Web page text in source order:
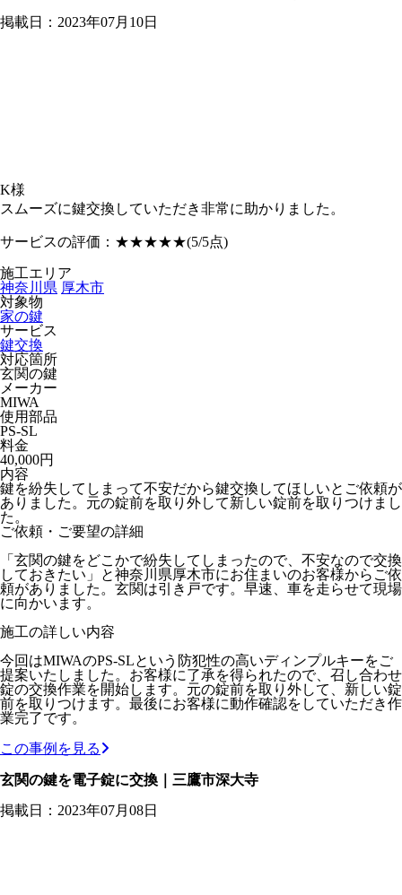
掲載日：2023年07月10日
K様
スムーズに鍵交換していただき非常に助かりました。
サービスの評価： ★★★★★(5/5点)
施工エリア
神奈川県 厚木市
対象物
家の鍵
サービス
鍵交換
対応箇所
玄関の鍵
メーカー
MIWA
使用部品
PS-SL
料金
40,000円
内容
鍵を紛失してしまって不安だから鍵交換してほしいとご依頼が
ありました。元の錠前を取り外して新しい錠前を取りつけまし
た。
ご依頼・ご要望の詳細
「玄関の鍵をどこかで紛失してしまったので、不安なので交換
しておきたい」と神奈川県厚木市にお住まいのお客様からご依
頼がありました。玄関は引き戸です。早速、車を走らせて現場
に向かいます。
施工の詳しい内容
今回はMIWAのPS-SLという防犯性の高いディンプルキーをご
提案いたしました。お客様に了承を得られたので、召し合わせ
錠の交換作業を開始します。元の錠前を取り外して、新しい錠
前を取りつけます。最後にお客様に動作確認をしていただき作
業完了です。
この事例を見る
玄関の鍵を電子錠に交換｜三鷹市深大寺
掲載日：2023年07月08日